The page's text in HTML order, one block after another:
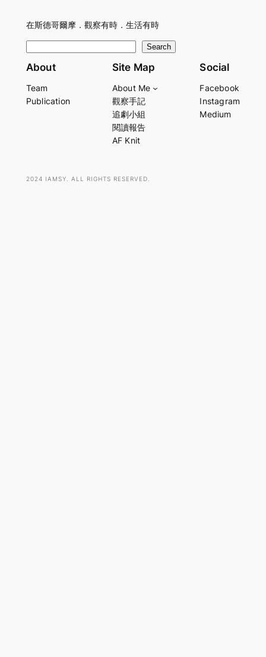
在斯德哥爾摩．觀察有時．生活有時
e
r
Search
About
Team
Publication
Site Map
About Me
觀察手記
追劇小組
閱讀報告
AF Knit
Social
Facebook
Instagram
Medium
2024 IAMSY. ALL RIGHTS RESERVED.